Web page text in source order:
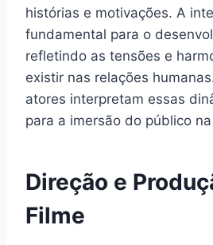
histórias e motivações. A
fundamental para o
refletindo as tensões e
existir nas relações
atores interpretam essas
para a imersão do público
Direção e
Filme